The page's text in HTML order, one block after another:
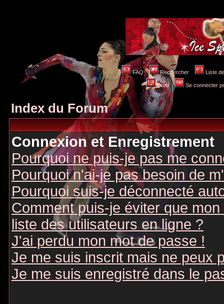
FAQ Rechercher Liste
Profil Se connecter
Index du Forum
Connexion et Enregistrement
Pourquoi ne puis-je pas me
Pourquoi n'ai-je pas besoin de
Pourquoi suis-je déconnecté
Comment puis-je éviter que
liste des utilisateurs en ligne ?
J'ai perdu mon mot de passe !
Je me suis inscrit mais ne peux
Je me suis enregistré dans le